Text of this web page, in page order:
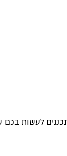
לעשות בכם